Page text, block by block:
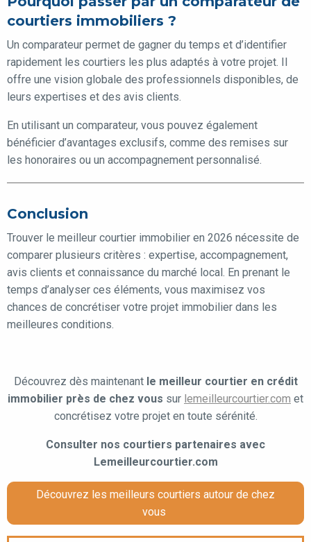
courtiers immobiliers ?
Un comparateur permet de gagner du temps et d’identifier
rapidement les courtiers les plus adaptés à votre projet. Il
offre une vision globale des professionnels disponibles, de
leurs expertises et des avis clients.
En utilisant un comparateur, vous pouvez également
bénéficier d’avantages exclusifs, comme des remises sur
les honoraires ou un accompagnement personnalisé.
Conclusion
Trouver le meilleur courtier immobilier en 2026 nécessite de
comparer plusieurs critères : expertise, accompagnement,
avis clients et connaissance du marché local. En prenant le
temps d’analyser ces éléments, vous maximisez vos
chances de concrétiser votre projet immobilier dans les
meilleures conditions.
Découvrez dès maintenant le meilleur courtier en crédit
immobilier près de chez vous sur lemeilleurcourtier.com et
concrétisez votre projet en toute sérénité.
Consulter nos courtiers partenaires avec
Lemeilleurcourtier.com
Découvrez les meilleurs courtiers autour de chez
vous